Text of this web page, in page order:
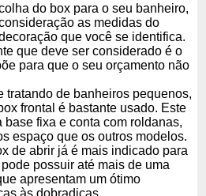
do box para o seu banheiro,
as medidas do
que você se identifica.
que deve ser considerado é o
para que o seu orçamento não
tratando de banheiros pequenos,
frontal é bastante usado. Este
base fixa e conta com roldanas,
espaço que os outros modelos.
de abrir já é mais indicado para
possuir até mais de uma
apresentam um ótimo
às dobradiças.